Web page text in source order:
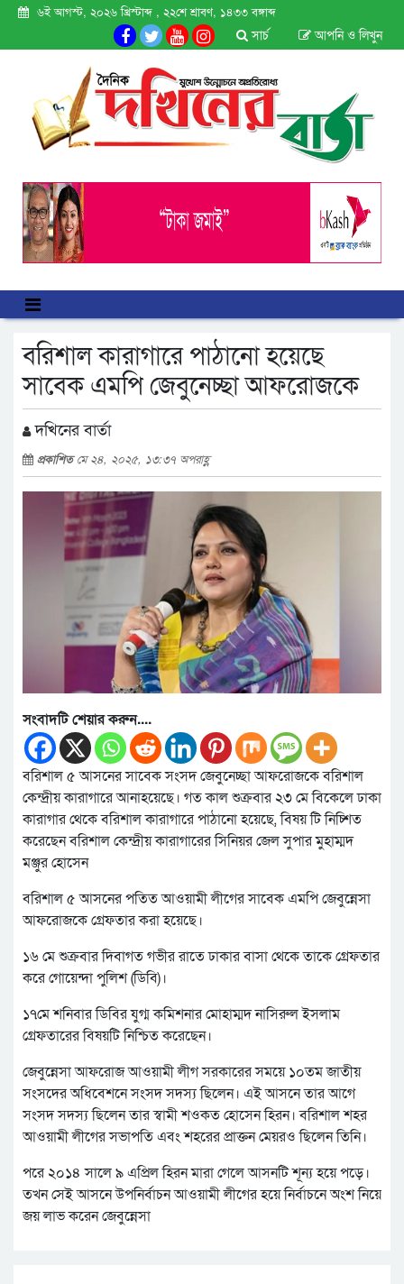
৬ই আগস্ট, ২০২৬ খ্রিস্টাব্দ , ২২শে শ্রাবণ, ১৪৩৩ বঙ্গাব্দ
আপনি ও লিখুন
সার্চ
বরিশাল কারাগারে পাঠানো হয়েছে
সাবেক এমপি জেবুনেচ্ছা আফরোজকে
দখিনের বার্তা
প্রকাশিতমে ২৪, ২০২৫, ১৩:৩৭ অপরাহ্ণ
সংবাদটি শেয়ার করুন....
বরিশাল ৫ আসনের সাবেক সংসদ জেবুনেচ্ছা আফরোজকে বরিশাল
কেন্দ্রীয় কারাগারে আনাহয়েছে। গত কাল শুক্রবার ২৩ মে বিকেলে ঢাকা
কারাগার থেকে বরিশাল কারাগারে পাঠানো হয়েছে, বিষয় টি নিচ্শিত
করেছেন বরিশাল কেন্দ্রীয় কারাগারের সিনিয়র জেল সুপার মুহাম্মদ
মঞ্জুর হোসেন
বরিশাল ৫ আসনের পতিত আওয়ামী লীগের সাবেক এমপি জেবুন্নেসা
আফরোজকে গ্রেফতার করা হয়েছে।
১৬ মে শুক্রবার দিবাগত গভীর রাতে ঢাকার বাসা থেকে তাকে গ্রেফতার
করে গোয়েন্দা পুলিশ (ডিবি)।
১৭মে শনিবার ডিবির যুগ্ম কমিশনার মোহাম্মদ নাসিরুল ইসলাম
গ্রেফতারের বিষয়টি নিশ্চিত করেছেন।
জেবুন্নেসা আফরোজ আওয়ামী লীগ সরকারের সময়ে ১০তম জাতীয়
সংসদের অধিবেশনে সংসদ সদস্য ছিলেন। এই আসনে তার আগে
সংসদ সদস্য ছিলেন তার স্বামী শওকত হোসেন হিরন। বরিশাল শহর
আওয়ামী লীগের সভাপতি এবং শহরের প্রাক্তন মেয়রও ছিলেন তিনি।
পরে ২০১৪ সালে ৯ এপ্রিল হিরন মারা গেলে আসনটি শূন্য হয়ে পড়ে।
তখন সেই আসনে উপনির্বাচন আওয়ামী লীগের হয়ে নির্বাচনে অংশ নিয়ে
জয় লাভ করেন জেবুন্নেসা